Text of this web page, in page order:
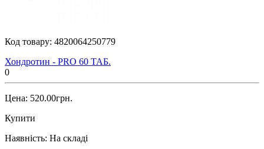
Код товару: 4820064250779
Хондротин - PRO 60 ТАБ.
0
Цена: 520.00грн.
Купити
Наявність: На складі